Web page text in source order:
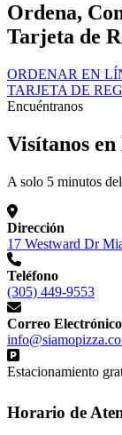
Ordena,
Tarjeta de
ORDENAR EN
TARJETA DE
Encuéntranos
Visítanos
A solo 5 minutos
Dirección
17 Westward Dr
Teléfono
(305) 449-9553
Correo Electrónico
Estacionamiento
Horario de